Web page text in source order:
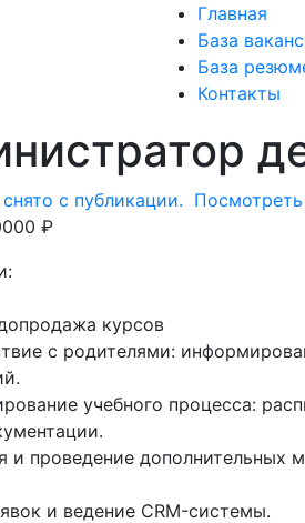
Главная
База
База
Контакты
с публикации. Посмотреть
₽
курсов
с родителями:
учебного процесса:
и проведение дополнительных
и ведение CRM-системы.